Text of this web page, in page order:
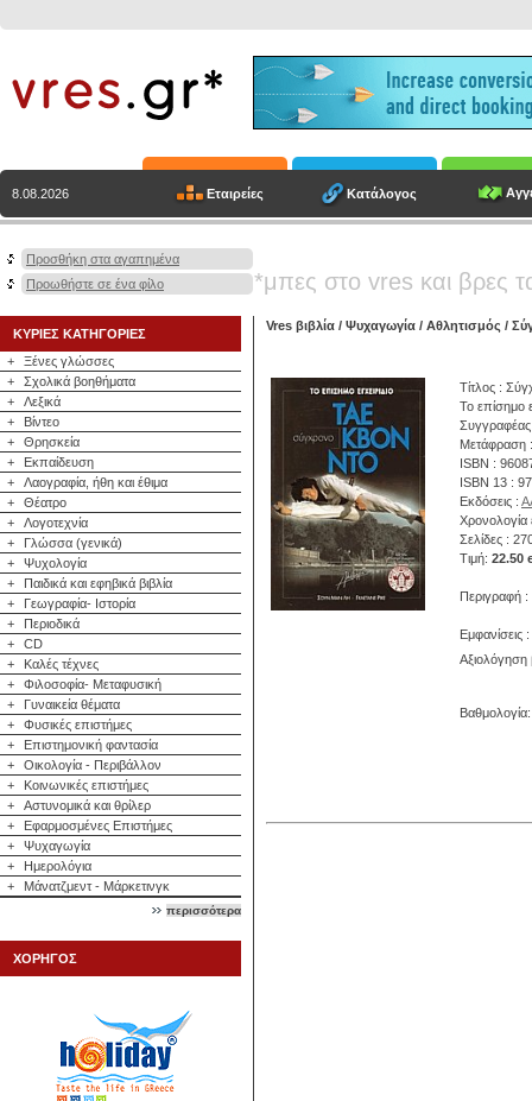
8.08.2026 Εταιρείες Κατάλογος
Προσθήκη στα αγαπημένα
Προωθήστε σε ένα φίλο
*μπες στο vres και βρες
ΚΥΡΙΕΣ ΚΑΤΗΓΟΡΙΕΣ
+
Ξένες γλώσσες
+
Σχολικά βοηθήματα
+
Λεξικά
+
Βίντεο
+
Θρησκεία
+
Εκπαίδευση
+
Λαογραφία, ήθη και έθιμα
+
Θέατρο
+
Λογοτεχνία
+
Γλώσσα (γενικά)
+
Ψυχολογία
+
Παιδικά και εφηβικά βιβλία
+
Γεωγραφία- Ιστορία
+
Περιοδικά
+
CD
+
Καλές τέχνες
+
Φιλοσοφία- Μεταφυσική
+
Γυναικεία θέματα
+
Φυσικές επιστήμες
+
Επιστημονική φαντασία
+
Οικολογία - Περιβάλλον
+
Κοινωνικές επιστήμες
+
Αστυνομικά και θρίλερ
+
Εφαρμοσμένες Επιστήμες
+
Ψυχαγωγία
+
Ημερολόγια
+
Μάνατζμεντ - Μάρκετινγκ
περισσότερα
ΧΟΡΗΓΟΣ
Vres βιβλία / Ψυχαγωγία / Αθλητισμός /
Τίτλος :
Το επίσημο
Μετάφραση
ISBN :
ISBN 13 :
Εκδόσεις :
Σελίδες :
Τιμή: 22.50
Περιγραφή
Εμφανίσεις
Αξιολόγηση